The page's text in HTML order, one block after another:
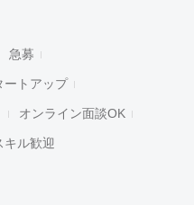
急募
ートアップ
オンライン面談OK
キル歓迎